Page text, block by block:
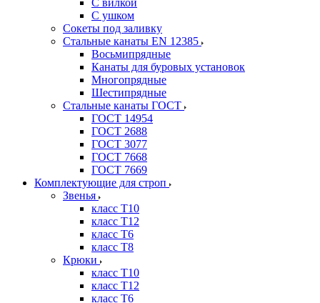
С вилкой
С ушком
Сокеты под заливку
Стальные канаты EN 12385
Восьмипрядные
Канаты для буровых установок
Многопрядные
Шестипрядные
Стальные канаты ГОСТ
ГОСТ 14954
ГОСТ 2688
ГОСТ 3077
ГОСТ 7668
ГОСТ 7669
Комплектующие для строп
Звенья
класс Т10
класс Т12
класс Т6
класс Т8
Крюки
класс Т10
класс Т12
класс Т6